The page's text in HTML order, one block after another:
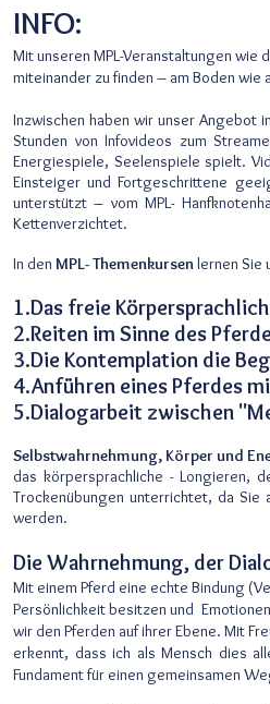
INFO:
Mit unseren MPL-Veranstaltungen wie
miteinander zu finden – am Boden
Inzwischen haben wir unser Angebot
Stunden von Infovideos zum
Energiespiele, Seelenspiele spielt.
Einsteiger und Fortgeschrittene
unterstützt – vom MPL-
Kettenverzichtet.
In den MPL-Themenkursenlernen Sie
1.Das freie
2.Reiten im Sinne des
3.Die Kontemplation die
4.Anführen eines Pferdes
5.Dialogarbeit zwischen
Selbstwahrnehmung, Körper und
das körpersprachliche - Longieren,
Trockenübungen unterrichtet, da Sie
werden.
Die Wahrnehmung, der
Mit einem Pferd eine echte Bindung
Persönlichkeit besitzen und
wir den Pferden auf ihrer Ebene. Mit
erkennt, dass ich als Mensch dies
Fundament für einen gemeinsamen